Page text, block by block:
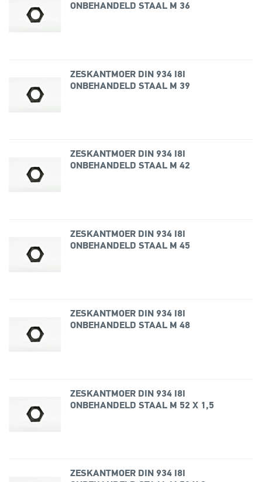
ONBEHANDELD STAAL M 36
ZESKANTMOER DIN 934 I8I
ONBEHANDELD STAAL M 39
ZESKANTMOER DIN 934 I8I
ONBEHANDELD STAAL M 42
ZESKANTMOER DIN 934 I8I
ONBEHANDELD STAAL M 45
ZESKANTMOER DIN 934 I8I
ONBEHANDELD STAAL M 48
ZESKANTMOER DIN 934 I8I
ONBEHANDELD STAAL M 52 X 1,5
ZESKANTMOER DIN 934 I8I